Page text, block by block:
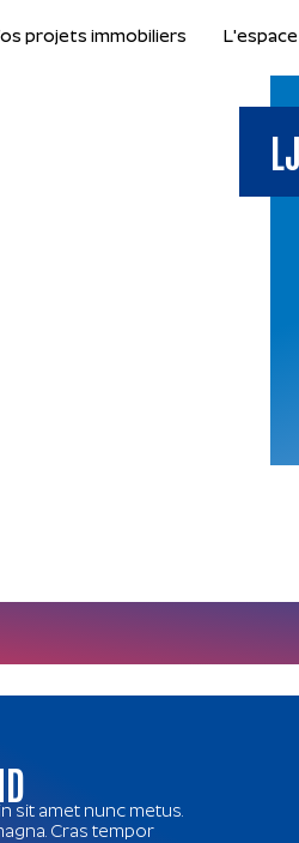
projets immobiliers
sit amet nunc metus.
Cras tempor